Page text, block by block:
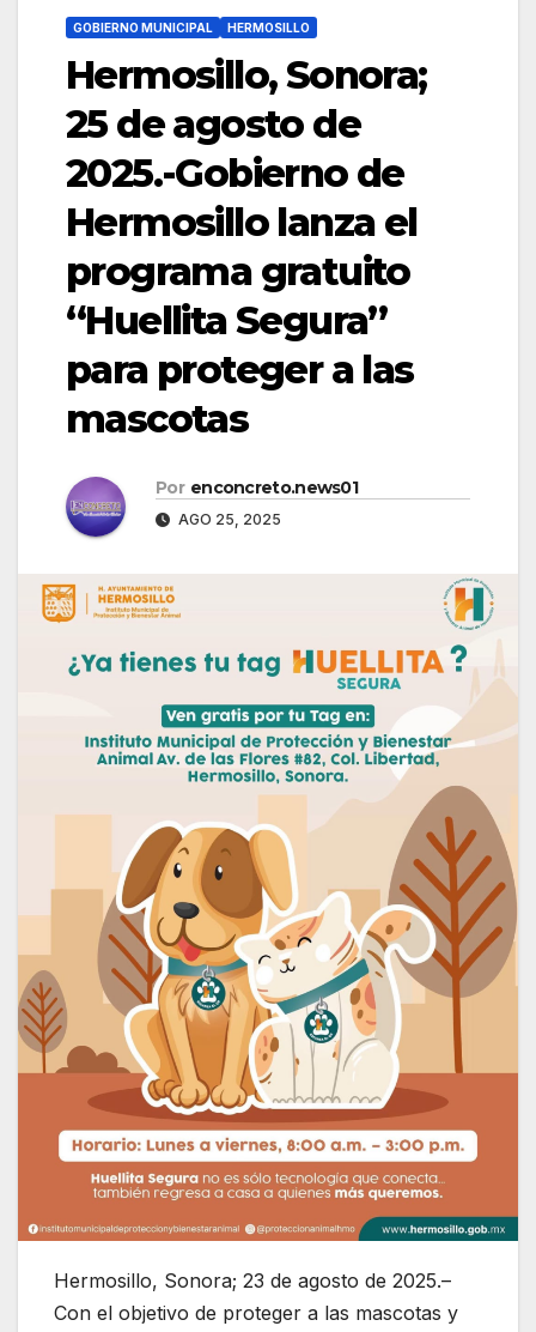
GOBIERNO MUNICIPAL HERMOSILLO
Hermosillo, Sonora;
25 de agosto de
2025.-Gobierno de
Hermosillo lanza el
programa gratuito
“Huellita Segura”
para proteger a las
mascotas
Por enconcreto.news01
AGO 25, 2025
Hermosillo, Sonora; 23 de agosto de 2025.–
Con el objetivo de proteger a las mascotas y